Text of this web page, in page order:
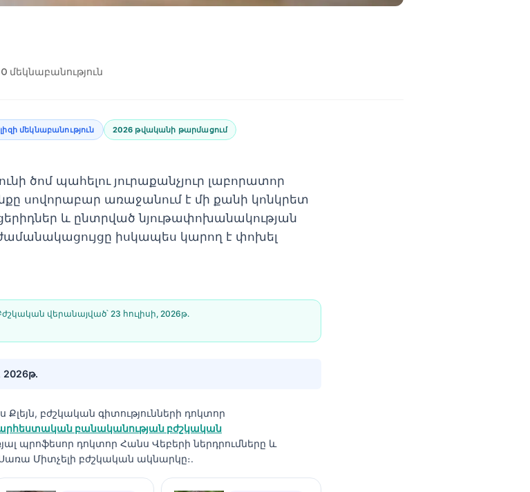
0 մեկնաբանություն
մեկնաբանություն 2026 թվականի թարմացում
ծոմ պահելու յուրաքանչյուր լաբորատոր
սովորաբար առաջանում է մի քանի կոնկրետ
և ընտրված նյութափոխանակության
իսկապես կարող է փոխել
վերանայված՝ 23 հուլիսի, 2026թ․
2026թ․
բժշկական գիտությունների դոկտոր
բանականության բժշկական
պրոֆեսոր դոկտոր Հանս Վեբերի ներդրումները և
Միտչելի բժշկական ակնարկը։.